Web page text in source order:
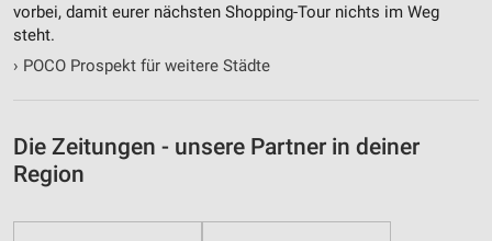
vorbei, damit eurer nächsten Shopping-Tour nichts im Weg
steht.
› POCO Prospekt für weitere Städte
Die Zeitungen - unsere Partner in deiner
Region